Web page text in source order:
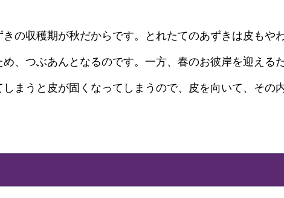
の収穫期が秋だからです。とれたてのあずきは皮もや
、つぶあんとなるのです。一方、春のお彼岸を迎える
まうと皮が固くなってしまうので、皮を向いて、その